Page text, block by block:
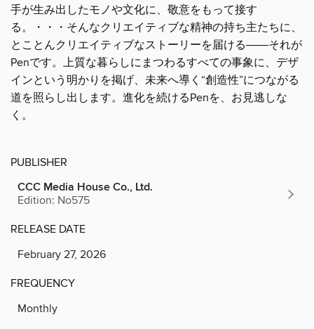
手が生み出したモノや文化に、敬意をもって接す
る。・・・そんなクリエイティブな精神の持ち主たちに、
とことんクリエイティブなストーリーを届ける――それが
Penです。上質な暮らしにまつわるすべての事象に、デザ
インという明かりを掲げ、未来へ導く“創造性”につながる
道を照らし出します。進化を続けるPenを、お見逃しな
く。
PUBLISHER
CCC Media House Co., Ltd.
Edition: No575
RELEASE DATE
February 27, 2026
FREQUENCY
Monthly